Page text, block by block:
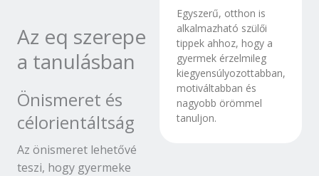
Az eq szerepe
a tanulásban
Önismeret és
célorientáltság
Az önismeret lehetővé
teszi, hogy gyermeke
Egyszerű, otthon is
alkalmazható szülői
tippek ahhoz, hogy a
gyermek érzelmileg
kiegyensúlyozottabban,
motiváltabban és
nagyobb örömmel
tanuljon.